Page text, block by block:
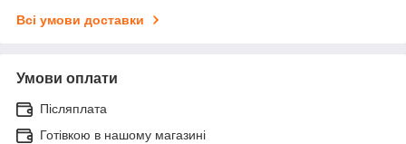
Всі умови доставки
Умови оплати
Післяплата
Готівкою в нашому магазині